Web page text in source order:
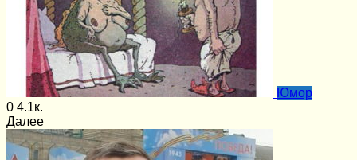
Юмор
0 4.1к.
Далее